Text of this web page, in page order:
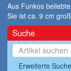
Aus Funkos
Sie ist ca. 9 cm
Suche
Erweiterte Suche